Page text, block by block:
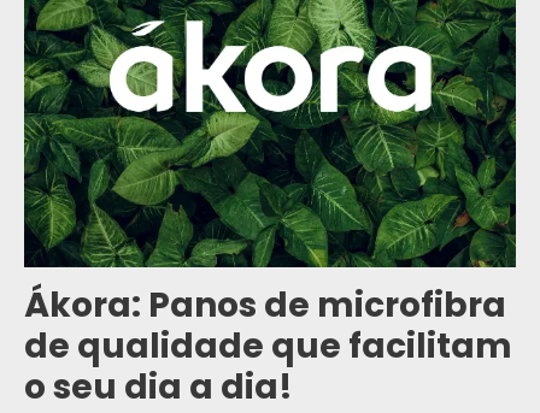
Ákora: Panos de microfibra
de qualidade que facilitam
o seu dia a dia!